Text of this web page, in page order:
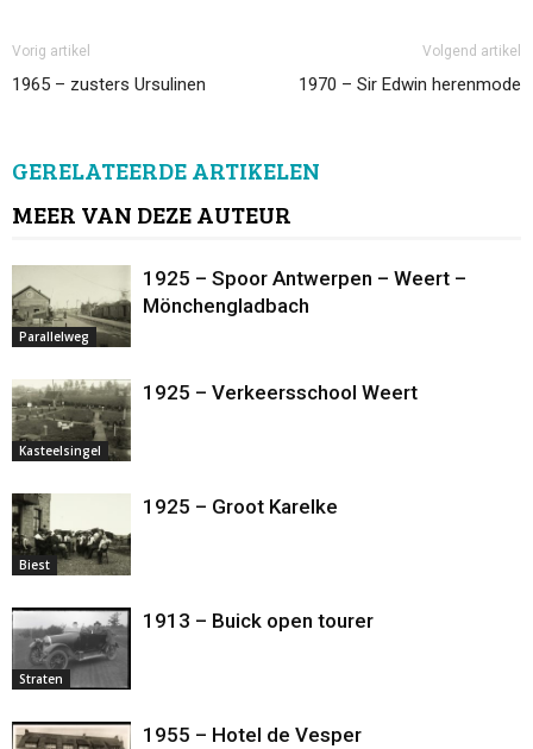
Vorig artikel
1965 – zusters Ursulinen
Volgend artikel
1970 – Sir Edwin herenmode
GERELATEERDE ARTIKELEN
MEER VAN DEZE AUTEUR
Parallelweg
1925 – Spoor Antwerpen – Weert –
Mönchengladbach
Kasteelsingel
1925 – Verkeersschool Weert
Biest
1925 – Groot Karelke
Straten
1913 – Buick open tourer
1955 – Hotel de Vesper